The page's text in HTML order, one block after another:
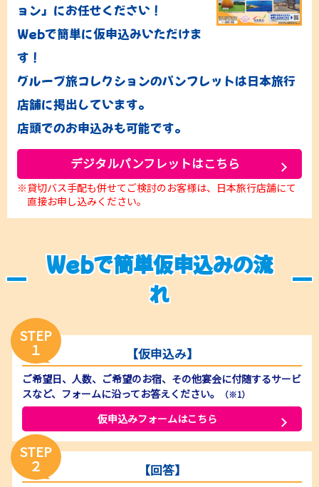
ョン」にお任せください！
Webで簡単に仮申込みいただけま
す！
グループ旅コレクションのパンフレットは日本旅行
店舗に掲出しています。
店頭でのお申込みも可能です。
デジタルパンフレットはこちら
貸切バス手配も併せてご検討のお客様は、日本旅行店舗にて
直接お申し込みください。
Webで簡単仮申込みの流
れ
STEP
１ 【仮申込み】
ご希望日、人数、ご希望のお宿、その他宴会に付随するサービ
スなど、フォームに沿ってお答えください。
（※1）
仮申込みフォームはこちら
STEP
２ 【回答】